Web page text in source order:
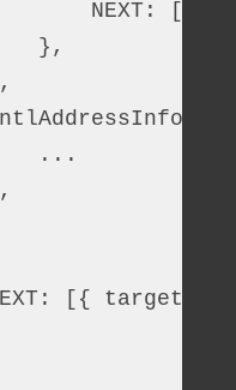
NEXT: [{
},
{
...
[{ target: